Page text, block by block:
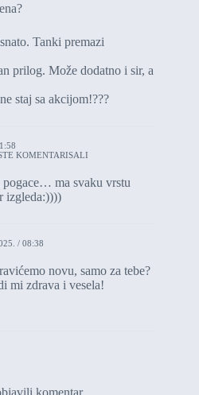
Tanki premazi
prilog. Može dodatno i sir, a
staj sa akcijom!???
KOMENTARISALI
ma svaku vrstu
izgleda:))))
/ 08:38
novu, samo za tebe?
mi zdrava i vesela!
komentar.